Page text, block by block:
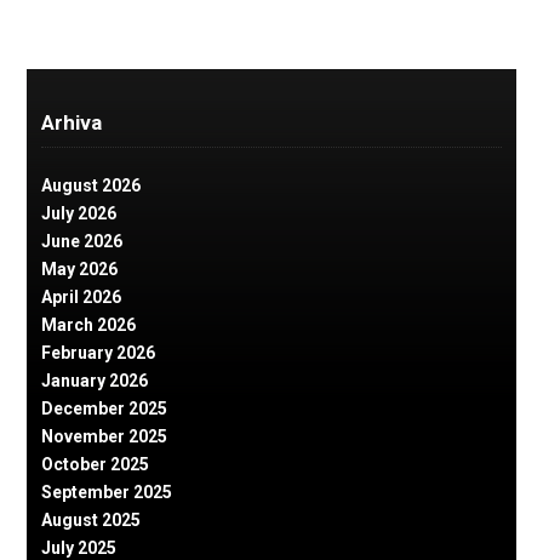
Arhiva
August 2026
July 2026
June 2026
May 2026
April 2026
March 2026
February 2026
January 2026
December 2025
November 2025
October 2025
September 2025
August 2025
July 2025